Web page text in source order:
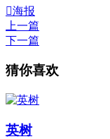
海报
上一篇
下一篇
猜你喜欢
英树